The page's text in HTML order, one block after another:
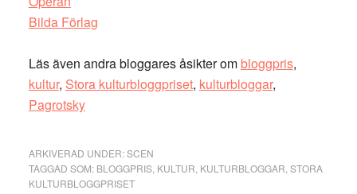
Bilda Förlag
Läs även andra bloggares åsikter om bloggpris,
kultur, Stora kulturbloggpriset, kulturbloggar,
Pagrotsky
ARKIVERAD UNDER:SCEN
TAGGAD SOM: BLOGGPRIS, KULTUR KULTURBLOGGAR STORA
KULTURBLOGGPRISET